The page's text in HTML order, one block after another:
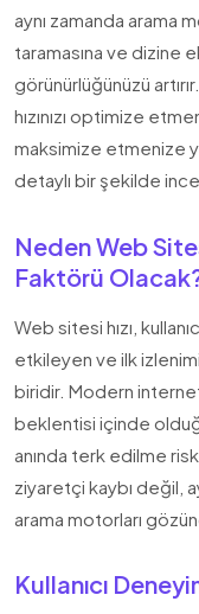
aynı zamanda arama
taramasına ve dizine
görünürlüğünüzü
hızınızı optimize
maksimize etmenize
detaylı bir şekilde
Neden Web
Faktörü
Web sitesi hızı,
etkileyen ve ilk
biridir. Modern internet
beklentisi içinde
anında terk edilme
ziyaretçi kaybı değil,
arama motorları
Kullanıcı